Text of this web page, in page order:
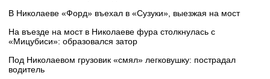
В Николаеве «Форд» въехал в «Сузуки», выезжая на мост
На въезде на мост в Николаеве фура столкнулась с
«Мицубиси»: образовался затор
Под Николаевом грузовик «смял» легковушку: пострадал
водитель